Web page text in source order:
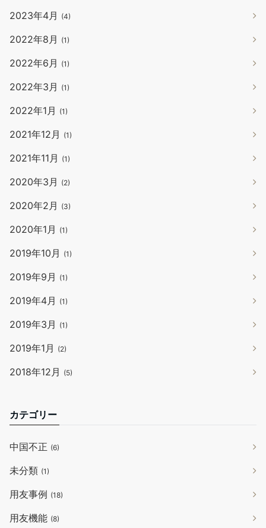
2023年4月 (4)
2022年8月 (1)
2022年6月 (1)
2022年3月 (1)
2022年1月 (1)
2021年12月 (1)
2021年11月 (1)
2020年3月 (2)
2020年2月 (3)
2020年1月 (1)
2019年10月 (1)
2019年9月 (1)
2019年4月 (1)
2019年3月 (1)
2019年1月 (2)
2018年12月 (5)
カテゴリー
中国不正 (6)
未分類 (1)
用友事例 (18)
用友機能 (8)